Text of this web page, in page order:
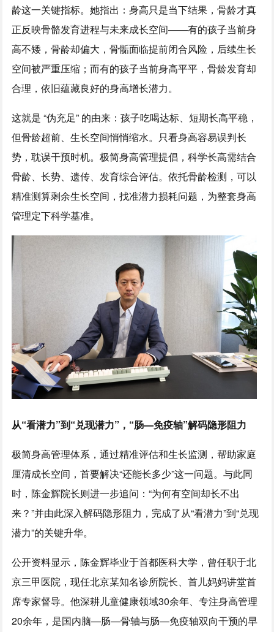
龄这一关键指标。她指出：身高只是当下结果，骨龄才真
正反映骨骼发育进程与未来成长空间——有的孩子当前身
高不矮，骨龄却偏大，骨骺面临提前闭合风险，后续生长
空间被严重压缩；而有的孩子当前身高平平，骨龄发育却
合理，依旧蕴藏良好的身高增长潜力。
这就是 “伪充足” 的由来：孩子吃喝达标、短期长高平稳，
但骨龄超前、生长空间悄悄缩水。只看身高容易误判长
势，耽误干预时机。极简身高管理提倡，科学长高需结合
骨龄、长势、遗传、发育综合评估。依托骨龄检测，可以
精准测算剩余生长空间，找准潜力损耗问题，为整套身高
管理定下科学基准。
从“看潜力”到“兑现潜力”，“肠—免疫轴”解码隐形阻力
极简身高管理体系，通过精准评估和生长监测，帮助家庭
厘清成长空间，首要解决“还能长多少”这一问题。与此同
时，陈金辉院长则进一步追问：“为何有空间却长不出
来？”并由此深入解码隐形阻力，完成了从“看潜力”到“兑现
潜力”的关键升华。
公开资料显示，陈金辉毕业于首都医科大学，曾任职于北
京三甲医院，现任北京某知名诊所院长、首儿妈妈讲堂首
席专家督导。他深耕儿童健康领域30余年、专注身高管理
20余年，是国内脑—肠—骨轴与肠—免疫轴双向干预的早